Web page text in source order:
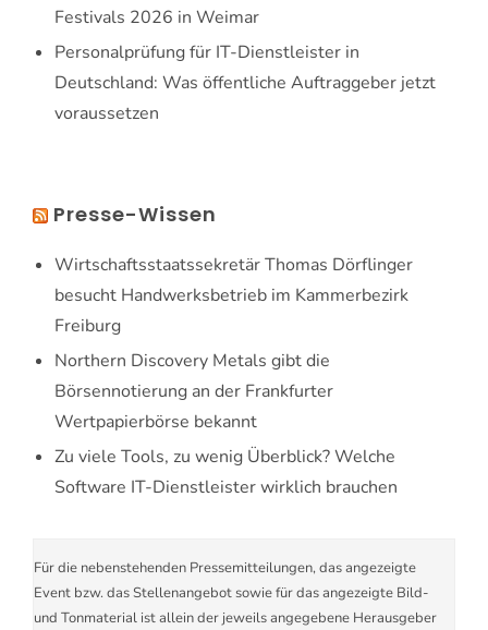
Festivals 2026 in Weimar
Personalprüfung für IT-Dienstleister in
Deutschland: Was öffentliche Auftraggeber jetzt
voraussetzen
Presse-Wissen
Wirtschaftsstaatssekretär Thomas Dörflinger
besucht Handwerksbetrieb im Kammerbezirk
Freiburg
Northern Discovery Metals gibt die
Börsennotierung an der Frankfurter
Wertpapierbörse bekannt
Zu viele Tools, zu wenig Überblick? Welche
Software IT-Dienstleister wirklich brauchen
Für die nebenstehenden Pressemitteilungen, das angezeigte
Event bzw. das Stellenangebot sowie für das angezeigte Bild-
und Tonmaterial ist allein der jeweils angegebene Herausgeber